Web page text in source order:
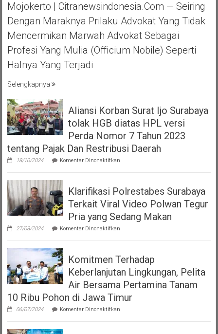
DPC
MOJOKERTO
HALAL
BIHAL
DAN
Mojokerto | Citranewsindonesia.com — Seiring
Dengan Maraknya Prilaku Advokat Yang Tidak
Mencermikan Marwah Advokat Sebagai
Profesi Yang Mulia (officium Nobile) Seperti
Halnya Yang Terjadi
Selengkapnya
Aliansi Korban Surat Ijo Surabaya
tolak HGB diatas HPL versi
Perda Nomor 7 Tahun 2023
tentang Pajak Dan Restribusi Daerah
18/10/2024 Komentar Dinonaktifkan
Korban
Ijo
tolak
HGB
diatas
7
Tahun
2023
tentang
Dan
Klarifikasi Polrestabes Surabaya
Terkait Viral Video Polwan Tegur
Pria yang Sedang Makan
27/08/2024 Komentar Dinonaktifkan
Polrestabes
Terkait
Video
Polwan
Tegur
Pria
Komitmen Terhadap
Keberlanjutan Lingkungan, Pelita
Air Bersama Pertamina Tanam
10 Ribu Pohon di Jawa Timur
06/07/2024 Komentar Dinonaktifkan
Terhadap